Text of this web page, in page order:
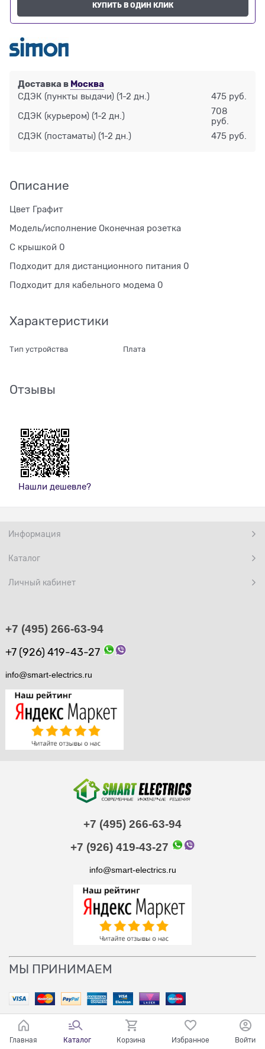
КУПИТЬ В ОДИН КЛИК
Доставка в Москва
СДЭК (пункты выдачи) (1-2 дн.) 475 руб.
СДЭК (курьером) (1-2 дн.)
708
руб.
СДЭК (постаматы) (1-2 дн.) 475 руб.
Описание
Цвет Графит
Модель/исполнение Оконечная розетка
С крышкой 0
Подходит для дистанционного питания 0
Подходит для кабельного модема 0
Характеристики
Тип устройства Плата
Отзывы
Нашли дешевле?
Информация
Каталог
Личный кабинет
+7 (495) 266-63-94
+7 (926) 419-43-27
info@smart-electrics.ru
+7 (495) 266-63-94
+7 (926) 419-43-27
info@smart-electrics.ru
МЫ ПРИНИМАЕМ
Главная Каталог Корзина Избранное Войти